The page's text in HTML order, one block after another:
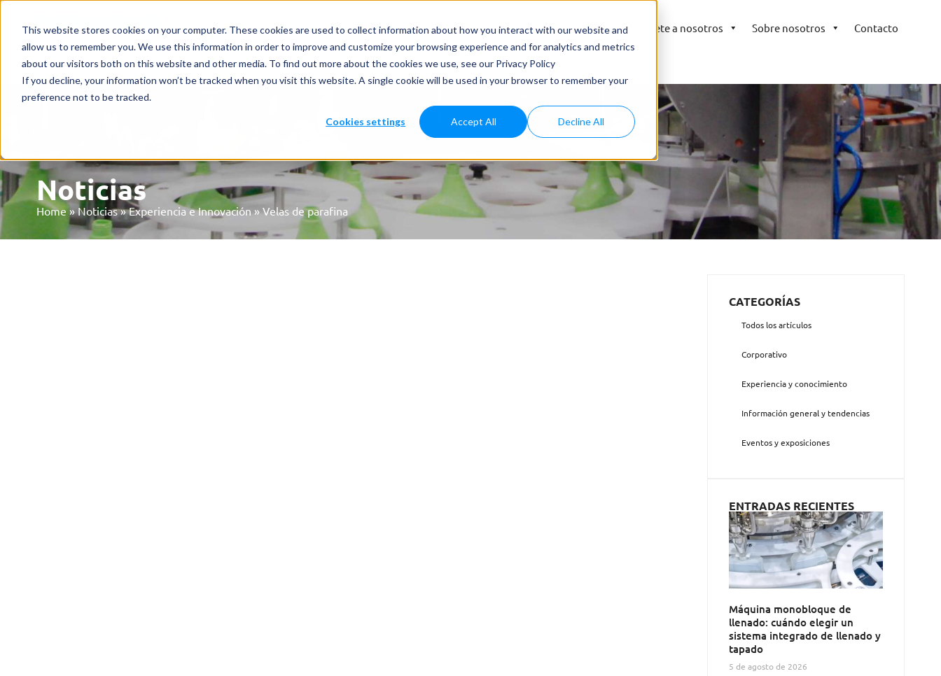
This website stores cookies on your computer. These cookies are used to collect information about how you interact with our website and
allow us to remember you. We use this information in order to improve and customize your browsing experience and for analytics and metrics
about our visitors both on this website and other media. To find out more about the cookies we use, see our Privacy Policy
If you decline, your information won’t be tracked when you visit this website. A single cookie will be used in your browser to remember your
preference not to be tracked.
Cookies settings Accept All Decline All
Inicio Máquinas Mercados y Aplicaciones Casos Prácticos Noticias Servicios Únete a nosotros Sobre nosotros Contacto
Noticias
Home»Noticias»Experiencia e Innovación»Velas de parafina
CATEGORÍAS
Todos los artículos
Corporativo
Experiencia y conocimiento
Información general y tendencias
Eventos y exposiciones
ENTRADAS RECIENTES
Máquina monobloque de
llenado: cuándo elegir un
sistema integrado de llenado y
tapado
5 de agosto de 2026